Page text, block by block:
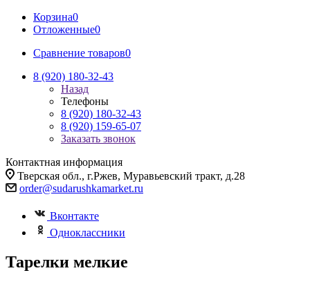
Корзина0
Отложенные0
Сравнение товаров0
8 (920) 180-32-43
Назад
Телефоны
8 (920) 180-32-43
8 (920) 159-65-07
Заказать звонок
Контактная информация
Тверская обл., г.Ржев, Муравьевский тракт, д.28
order@sudarushkamarket.ru
Вконтакте
Одноклассники
Тарелки мелкие